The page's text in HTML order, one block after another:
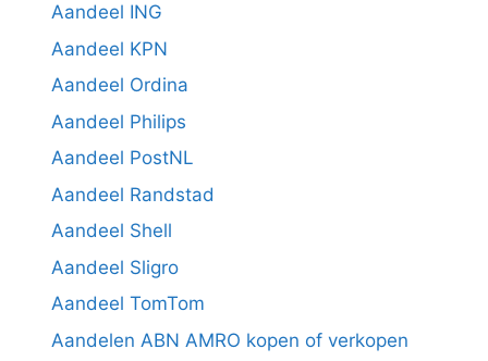
Aandeel ING
Aandeel KPN
Aandeel Ordina
Aandeel Philips
Aandeel PostNL
Aandeel Randstad
Aandeel Shell
Aandeel Sligro
Aandeel TomTom
Aandelen ABN AMRO kopen of verkopen